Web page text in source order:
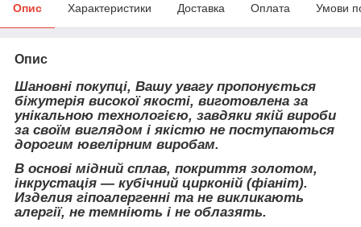
Опис Характеристики Доставка Оплата Умови
Опис
Шановні покупці, Вашу увагу пропонується
біжутерія високої якості, виготовлена за
унікальною технологією, завдяки якій вироби
за своїм виглядом і якістю не поступаються
дорогим ювелірним виробам.
В основі мідний сплав, покриття золотом,
інкрустація — кубічний цирконій (фіаніт).
Изделия гіпоалергенні та не викликають
алергії, не темніють і не облазять.